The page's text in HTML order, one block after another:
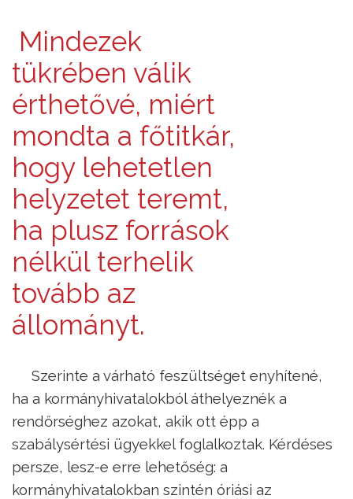
Mindezek
tükrében válik
érthetővé, miért
mondta a főtitkár,
hogy lehetetlen
helyzetet teremt,
ha plusz források
nélkül terhelik
tovább az
állományt.
Szerinte a várható feszültséget enyhítené,
ha a kormányhivatalokból áthelyeznék a
rendőrséghez azokat, akik ott épp a
szabálysértési ügyekkel foglalkoztak. Kérdéses
persze, lesz-e erre lehetőség: a
kormányhivatalokban szintén óriási az